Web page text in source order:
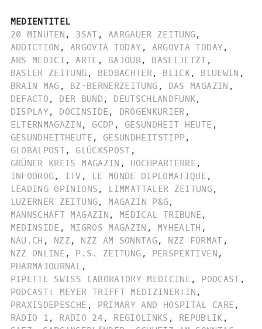
MEDIENTITEL
20 MINUTEN , 3SAT , AARGAUER ZEITUNG,
ADDICTION , ARGOVIA TODAY , ARGOVIA TODAY,
ARS MEDICI , ARTE , BAJOUR, BASELJETZT ,
BASLER ZEITUNG , BEOBACHTER, BLICK, BLUEWIN ,
BRAIN MAG , BZ-BERNERZEITUNG , DAS MAGAZIN ,
DEFACTO , DER BUND , DEUTSCHLANDFUNK,
DISPLAY, DOCINSIDE , DROGENKURIER ,
ELTERNMAGAZIN , GCDP , GESUNDHEIT HEUTE ,
GESUNDHEITHEUTE , GESUNDHEITSTIPP,
GLOBALPOST, GLÜCKSPOST ,
GRÜNER KREIS MAGAZIN , HOCHPARTERRE ,
INFODROG, ITV , LE MONDE DIPLOMATIQUE ,
LEADING OPINIONS , LIMMATTALER ZEITUNG,
LUZERNER ZEITUNG, MAGAZIN P&G,
MANNSCHAFT MAGAZIN , MEDICAL TRIBUNE ,
MEDINSIDE , MIGROS MAGAZIN , MYHEALTH ,
NAU.CH , NZZ , NZZ AM SONNTAG, NZZ FORMAT ,
NZZ ONLINE , P.S. ZEITUNG , PERSPEKTIVEN ,
PHARMAJOURNAL ,
PIPETTE SWISS LABORATORY MEDICINE , PODCAST ,
PODCAST: MEYER TRIFFT MEDIZINER:IN ,
PRAXISDEPESCHE , PRIMARY AND HOSPITAL CARE ,
RADIO 1 , RADIO 24, REGIOLINKS , REPUBLIK ,